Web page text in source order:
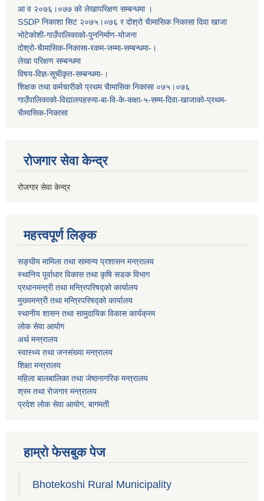
आ व २०७६।०७७ काे लेखापरिक्षण सम्बन्धमा ।
SSDP निकाशा सिट २०७५।०७६ र दोश्रो चैामासिक निकासा दिवा खाजा
भोटेकोशी-गाउँपालिकाको-पुननिर्माण-योजना
दोश्रो-चैामासिक-निकासा-रकम-जम्मा-सम्बन्धमा-।
लेखा परिक्षण सम्बन्धमा
विषय-विज्ञ-सूचीकृत-सम्बन्धमा-।
शिक्षक तथा कर्मचारीको प्रथम च‌ैामासिक निकासा ०७५।०७६
गाउँपालिकाको-विद्यालयहरुमा-बा-वि-के-कक्षा-५-सम्म-दिवा-खाजाको-प्रथम-
चैामासिक-निकासा
रोजगार सेवा केन्द्र
रोजगार सेवा केन्द्र
महत्त्वपूर्ण लिङ्क
सङ्घीय मामिला तथा सामान्य प्रशासन मन्त्रालय
स्थानिय पूर्वाधार विकास तथा कृषि सडक विभाग
प्रधानमन्त्री तथा मन्त्रिपरिषद्को कार्यालय
मुख्यमन्त्री तथा मन्त्रिपरिषद्को कार्यालय
स्थानीय शासन तथा सामुदायिक विकास कार्यक्रम
लोक सेवा आयोग
अर्थ मन्त्रालय
स्वास्थ्य तथा जनस‌ंख्या मन्त्रालय
शिक्षा मन्त्रालय
महिला बालबालिका तथा जेष्ठनागरिक मन्त्रालय
श्रम तथा राेजगार मन्त्रालय
प्रदेश लोक सेवा आयाेग, बागमती
हाम्रो फेसबुक पेज
Bhotekoshi Rural Municipality